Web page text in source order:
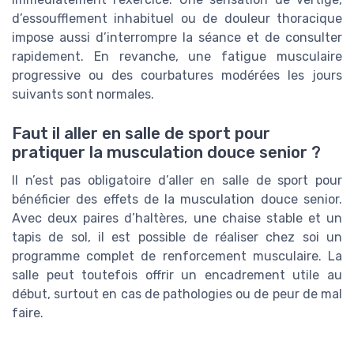
d’essoufflement inhabituel ou de douleur thoracique
impose aussi d’interrompre la séance et de consulter
rapidement. En revanche, une fatigue musculaire
progressive ou des courbatures modérées les jours
suivants sont normales.
Faut il aller en salle de sport pour
pratiquer la musculation douce senior ?
Il n’est pas obligatoire d’aller en salle de sport pour
bénéficier des effets de la musculation douce senior.
Avec deux paires d’haltères, une chaise stable et un
tapis de sol, il est possible de réaliser chez soi un
programme complet de renforcement musculaire. La
salle peut toutefois offrir un encadrement utile au
début, surtout en cas de pathologies ou de peur de mal
faire.